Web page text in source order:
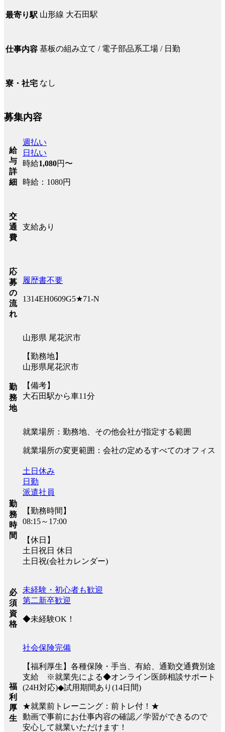
最寄り駅 山形線 大石田駅
仕事内容 基板の組み立て / 電子部品系工場 / 日勤
寮・社宅 なし
募集内容
給
与
詳
細
週払い
日払い
時給1,080円〜
時給：1080円
交
通
費
支給あり
応
募
の
流
れ
履歴書不要
1314EH0609G5★71-N
勤
務
地
山形県 尾花沢市
【勤務地】
山形県尾花沢市
【備考】
大石田駅から車11分
就業場所：勤務地、その他会社が指定する範囲
就業場所の変更範囲：会社の定めるすべてのオフィス
勤
務
時
間
土日休み
日勤
派遣社員
【勤務時間】
08:15～17:00
【休日】
土日祝日 休日
土日祝(会社カレンダー)
必
須
資
格
未経験・初心者も歓迎
第二新卒歓迎
◆未経験OK！
福
利
厚
生
社会保険完備
【福利厚生】各種保険・手当、有給、通勤交通費別途
支給 ※就業先による◆オンライン医師相談サポート
(24H対応)◆試用期間あり(14日間)
★就業前トレーニング：前トレ付！★
動画で事前にお仕事内容の確認／学習ができるので
安心して就業いただけます！